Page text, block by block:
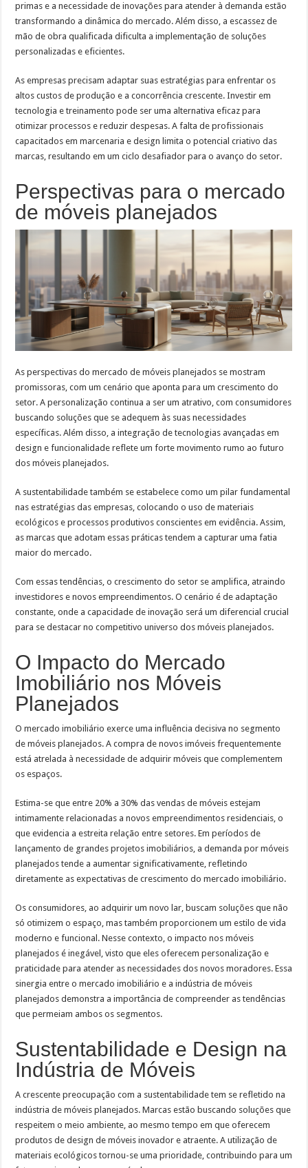
primas e a necessidade de inovações para atender à demanda estão
transformando a dinâmica do mercado. Além disso, a escassez de
mão de obra qualificada dificulta a implementação de soluções
personalizadas e eficientes.
As empresas precisam adaptar suas estratégias para enfrentar os
altos custos de produção e a concorrência crescente. Investir em
tecnologia e treinamento pode ser uma alternativa eficaz para
otimizar processos e reduzir despesas. A falta de profissionais
capacitados em marcenaria e design limita o potencial criativo das
marcas, resultando em um ciclo desafiador para o avanço do setor.
Perspectivas para o mercado
de móveis planejados
As perspectivas do mercado de móveis planejados se mostram
promissoras, com um cenário que aponta para um crescimento do
setor. A personalização continua a ser um atrativo, com consumidores
buscando soluções que se adequem às suas necessidades
específicas. Além disso, a integração de tecnologias avançadas em
design e funcionalidade reflete um forte movimento rumo ao futuro
dos móveis planejados.
A sustentabilidade também se estabelece como um pilar fundamental
nas estratégias das empresas, colocando o uso de materiais
ecológicos e processos produtivos conscientes em evidência. Assim,
as marcas que adotam essas práticas tendem a capturar uma fatia
maior do mercado.
Com essas tendências, o crescimento do setor se amplifica, atraindo
investidores e novos empreendimentos. O cenário é de adaptação
constante, onde a capacidade de inovação será um diferencial crucial
para se destacar no competitivo universo dos móveis planejados.
O Impacto do Mercado
Imobiliário nos Móveis
Planejados
O mercado imobiliário exerce uma influência decisiva no segmento
de móveis planejados. A compra de novos imóveis frequentemente
está atrelada à necessidade de adquirir móveis que complementem
os espaços.
Estima-se que entre 20% a 30% das vendas de móveis estejam
intimamente relacionadas a novos empreendimentos residenciais, o
que evidencia a estreita relação entre setores. Em períodos de
lançamento de grandes projetos imobiliários, a demanda por móveis
planejados tende a aumentar significativamente, refletindo
diretamente as expectativas de crescimento do mercado imobiliário.
Os consumidores, ao adquirir um novo lar, buscam soluções que não
só otimizem o espaço, mas também proporcionem um estilo de vida
moderno e funcional. Nesse contexto, o impacto nos móveis
planejados é inegável, visto que eles oferecem personalização e
praticidade para atender as necessidades dos novos moradores. Essa
sinergia entre o mercado imobiliário e a indústria de móveis
planejados demonstra a importância de compreender as tendências
que permeiam ambos os segmentos.
Sustentabilidade e Design na
Indústria de Móveis
A crescente preocupação com a sustentabilidade tem se refletido na
indústria de móveis planejados. Marcas estão buscando soluções que
respeitem o meio ambiente, ao mesmo tempo em que oferecem
produtos de design de móveis inovador e atraente. A utilização de
materiais ecológicos tornou-se uma prioridade, contribuindo para um